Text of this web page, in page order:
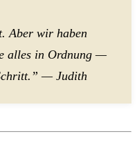
Aber wir haben
alles in Ordnung —
— Judith